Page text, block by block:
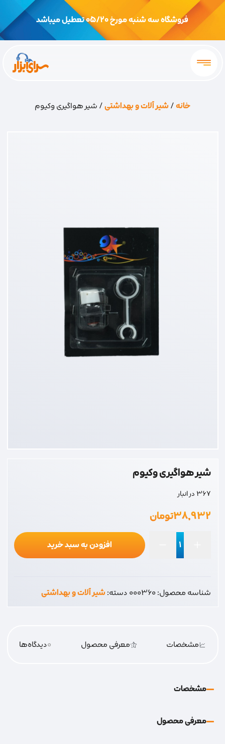
فروشگاه سه شنبه مورخ 05/20 تعطیل میباشد
خانه/شیر آلات و بهداشتی/ شیر هواگیری وکیوم
شیر هواگیری وکیوم
367 در انبار
۳۸,۹۳۲تومان
عدد
افزودن به سبد خرید
شناسه محصول:000360دسته:شیر آلات و بهداشتی
مشخصات معرفی محصول 0دیدگاه‌‌ها
مشخصات
معرفی محصول